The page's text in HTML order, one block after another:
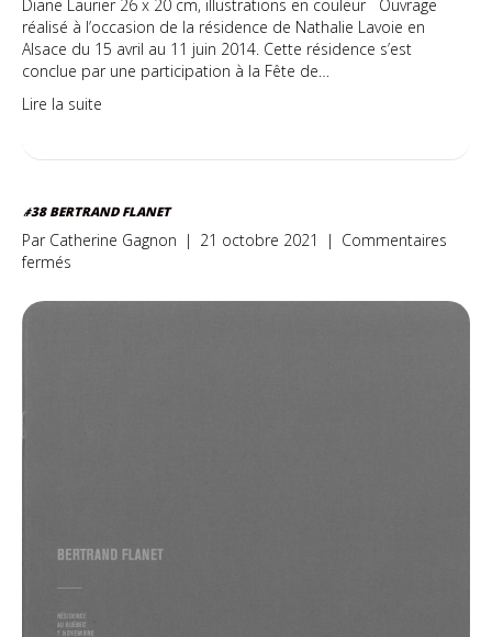
Diane Laurier 26 x 20 cm, illustrations en couleur Ouvrage
réalisé à l’occasion de la résidence de Nathalie Lavoie en
Alsace du 15 avril au 11 juin 2014. Cette résidence s’est
conclue par une participation à la Fête de…
Lire la suite
#38 BERTRAND FLANET
Par Catherine Gagnon | 21 octobre 2021 | Commentaires
fermés
Bertrand